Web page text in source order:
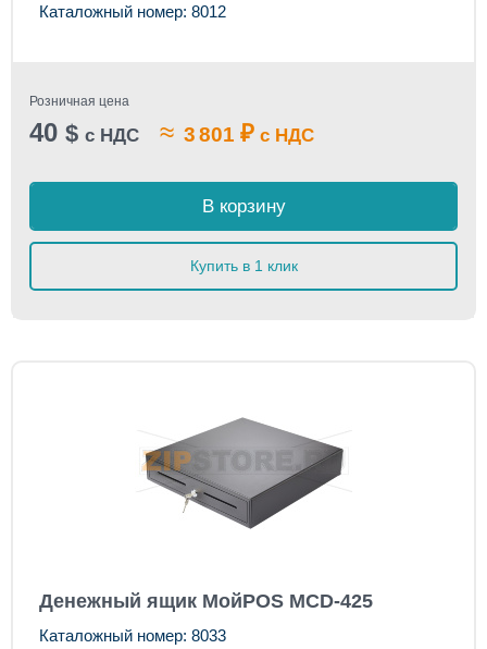
Каталожный номер: 8012
Розничная цена
40 $ с НДС ≈ 3 801 ₽ с НДС
В корзину
Купить в 1 клик
Денежный ящик МойPOS MCD-425
Каталожный номер: 8033